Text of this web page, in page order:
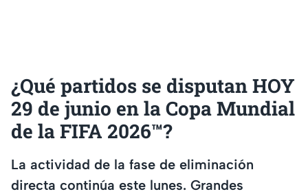
¿Qué partidos se disputan HOY
29 de junio en la Copa Mundial
de la FIFA 2026™️?
La actividad de la fase de eliminación
directa continúa este lunes. Grandes